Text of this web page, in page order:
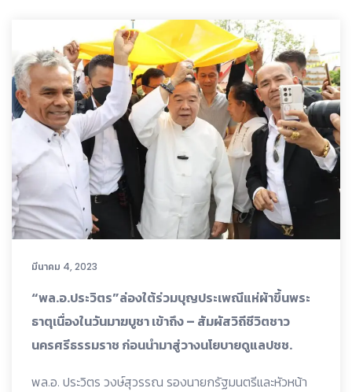
มีนาคม 4, 2023
“พล.อ.ประวิตร”ล่องใต้ร่วมบุญประเพณีแห่ผ้าขึ้นพระ
ธาตุเนื่องในวันมาฆบูชา เข้าถึง – สัมผัสวิถีชีวิตชาว
นครศรีธรรมราช ก่อนนำมาสู่วางนโยบายดูแลปชช.
พล.อ. ประวิตร วงษ์สุวรรณ รองนายกรัฐมนตรีและหัวหน้า